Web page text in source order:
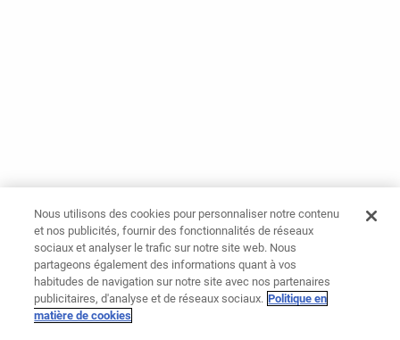
Nous utilisons des cookies pour personnaliser notre contenu
et nos publicités, fournir des fonctionnalités de réseaux
sociaux et analyser le trafic sur notre site web. Nous
partageons également des informations quant à vos
habitudes de navigation sur notre site avec nos partenaires
publicitaires, d'analyse et de réseaux sociaux. Politique en
matière de cookies